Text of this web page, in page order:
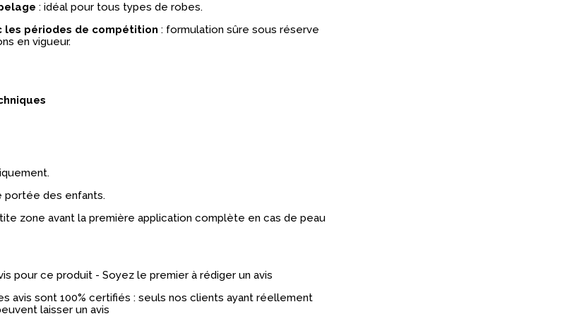
: idéal pour tous types de robes.
les périodes de compétition : formulation sûre sous réserve
en vigueur.
portée des enfants.
zone avant la première application complète en cas de peau
pour ce produit - Soyez le premier à rédiger un avis
avis sont 100% certifiés : seuls nos clients ayant réellement
laisser un avis